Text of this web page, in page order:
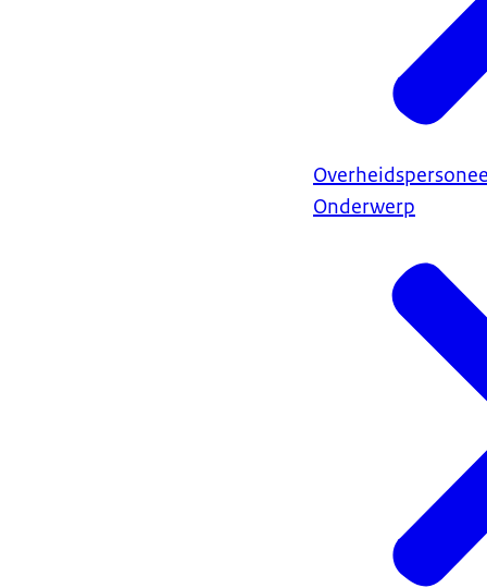
Onderwerp